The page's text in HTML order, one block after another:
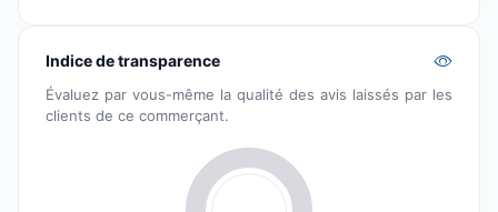
Indice de transparence
Évaluez par vous-même la qualité des avis laissés par les
clients de ce commerçant.